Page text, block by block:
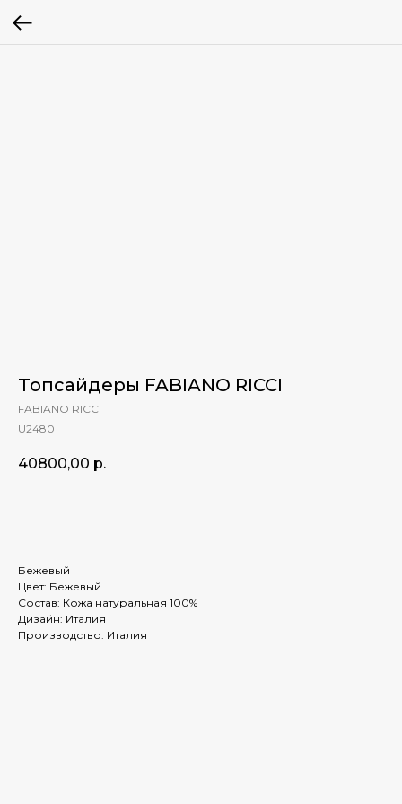
Топсайдеры FABIANO RICCI
FABIANO RICCI
U2480
40800,00 р.
Бежевый
Цвет: Бежевый
Состав: Кожа натуральная 100%
Дизайн: Италия
Производство: Италия